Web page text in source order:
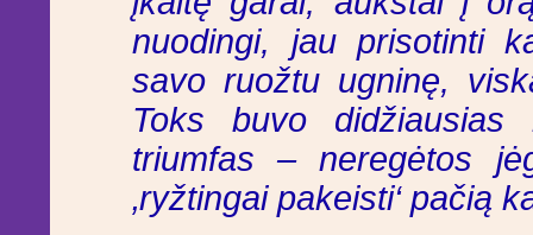
nuodingi, jau prisotinti
savo ruožtu ugninę,
Toks buvo
triumfas – neregėtos
‚ryžtingai pakeisti‘ pačią